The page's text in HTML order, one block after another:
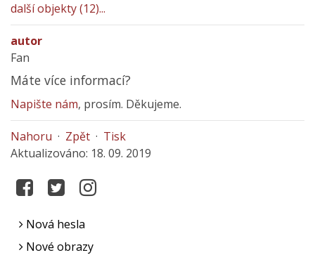
další objekty (12)...
autor
Fan
Máte více informací?
Napište nám, prosím. Děkujeme.
Nahoru · Zpět · Tisk
Aktualizováno: 18. 09. 2019
Nová hesla
Nové obrazy